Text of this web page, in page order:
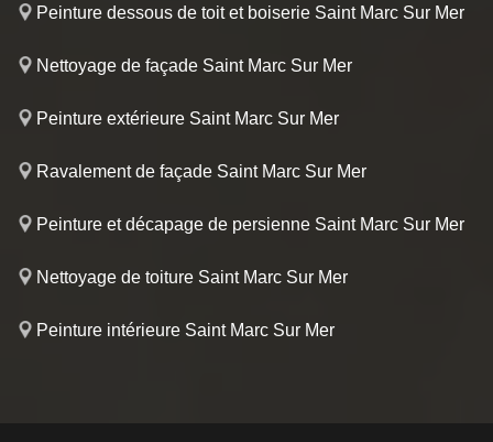
Peinture dessous de toit et boiserie Saint Marc Sur Mer
Nettoyage de façade Saint Marc Sur Mer
Peinture extérieure Saint Marc Sur Mer
Ravalement de façade Saint Marc Sur Mer
Peinture et décapage de persienne Saint Marc Sur Mer
Nettoyage de toiture Saint Marc Sur Mer
Peinture intérieure Saint Marc Sur Mer